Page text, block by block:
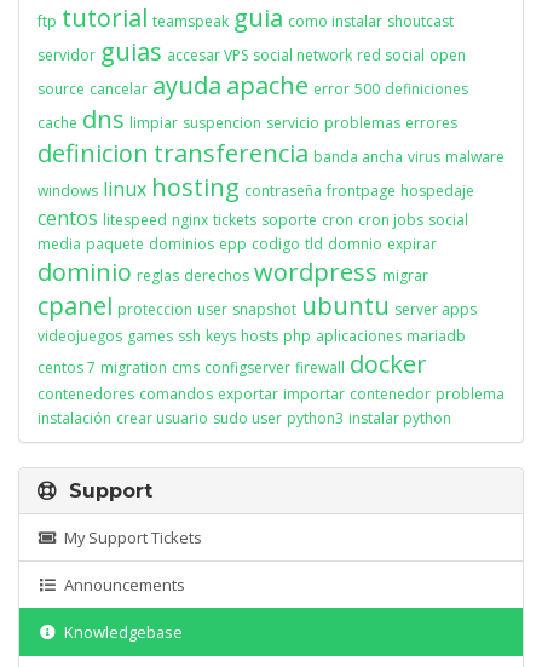
ftp tutorial teamspeak guia como instalar shoutcast
servidor guias accesar VPS social network red social open
source cancelar ayuda apache error 500 definiciones
cache dns limpiar suspencion servicio problemas errores
definicion transferencia banda ancha virus malware
windows linux hosting contraseña frontpage hospedaje
centos litespeed nginx tickets soporte cron cron jobs social
media paquete dominios epp codigo tld domnio expirar
dominio reglas derechos wordpress migrar
cpanel proteccion user snapshot ubuntu server apps
videojuegos games ssh keys hosts php aplicaciones mariadb
centos 7 migration cms configserver firewall docker
contenedores comandos exportar importar contenedor problema
instalación crear usuario sudo user python3 instalar python
Support
My Support Tickets
Announcements
Knowledgebase